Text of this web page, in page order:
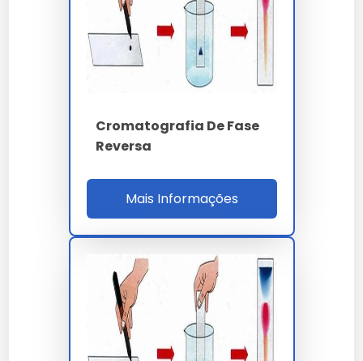
A cromatografia gasosa (GC) com detector de
ionização de chama (FID) e headspace dedicado
segue ABNT NBR 7070 e IEEE C57.104,
quantificando gases dissolvidos em óleo mineral
(C2H4), acetileno (C2H2), etano (C2H6),
monóxido de carbono (CO) e dióxido de carbono
(CO2) com limite de detecção inferior a 1 ppm
(v/v) e repetibilidade CV inferior a 3%.
O cromatógrafo líquido de alta eficiência (HPLC)
em fase reversa utiliza coluna C18
isocrática de 1.0 mL/min a gradiente binário
metanol/água 0.1% TFA, loop de injeção de 20 µL
e detector UV-DAD 190-800 nm. A pressão de
trabalho atinge 400 bar com MTBF de bomba
quaternária superior a 20.000 horas.
Cromatografia De Fase
Reversa
Mais Informações